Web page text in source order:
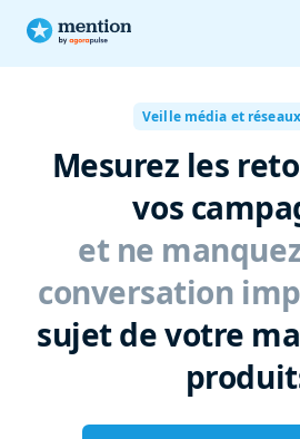
Veille média et
Mesurez les
vos
et ne
conversation
sujet de votre